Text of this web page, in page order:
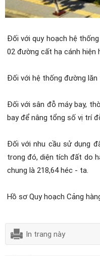
Đối với quy hoạch hệ
02 đường cất hạ cánh hiện
Đối với hệ thống đường lăn
Đối với sân đỗ máy bay,
bay để nâng tổng số vị trí
Đối với nhu cầu sử dụng
trong đó, diện tích đất do
chung là 218,64 héc - ta.
Hồ sơ Quy hoạch Cảng
In trang này